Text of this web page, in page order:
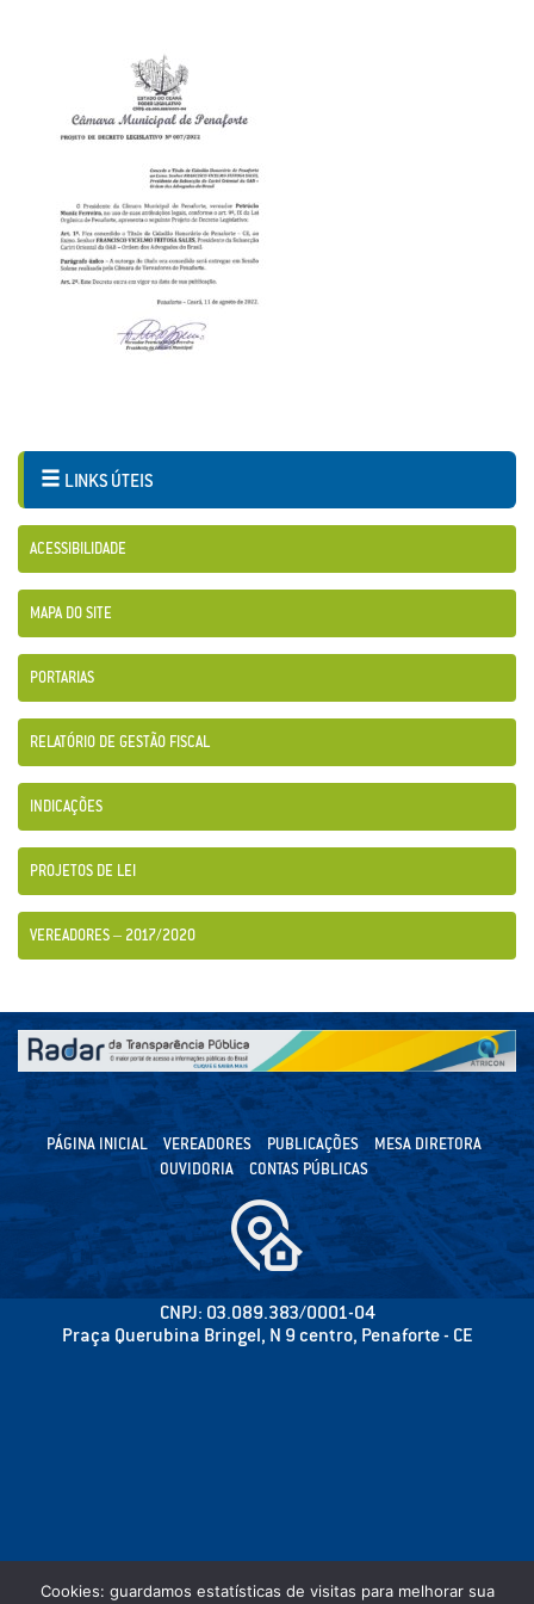
LINKS ÚTEIS
ACESSIBILIDADE
MAPA DO SITE
PORTARIAS
RELATÓRIO DE GESTÃO FISCAL
INDICAÇÕES
PROJETOS DE LEI
VEREADORES – 2017/2020
PÁGINA INICIAL VEREADORES PUBLICAÇÕES
MESA DIRETORA
OUVIDORIA
CONTAS PÚBLICAS
CNPJ: 03.089.383/0001-04
Praça Querubina Bringel, N 9 centro, Penaforte - CE
Cookies: guardamos estatísticas de visitas para melhorar sua